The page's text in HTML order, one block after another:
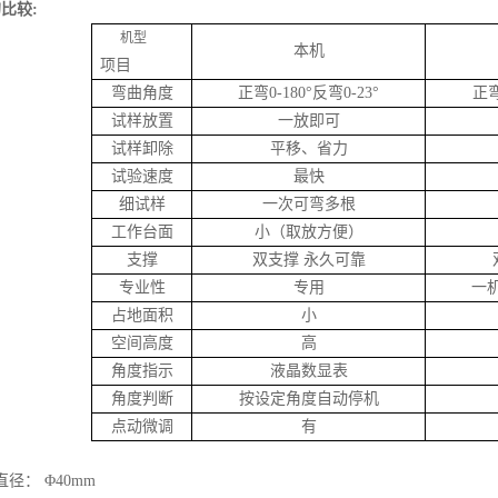
较:
机型
项目
本机
弯曲角度 正弯0-180°反弯0-23°
正
试样放置
一放即可
试样卸除
平移、省力
试验速度
最快
细试样
一次可弯多根
工作台面
小（取放方便）
支撑
双支撑 永久可靠
专业性
专用
一
占地面积
小
空间高度
高
角度指示
液晶数显表
角度判断
按设定角度自动停机
点动微调
有
径： Φ40mm